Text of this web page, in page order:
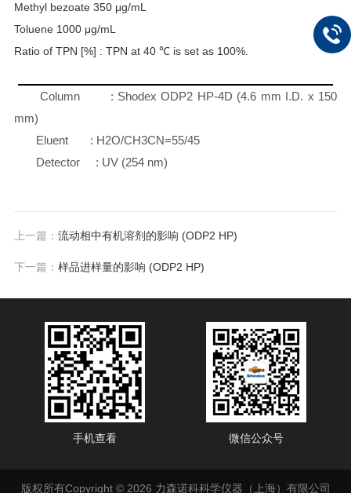
Methyl bezoate 350 μg/mL
Toluene 1000 μg/mL
Ratio of TPN [%] : TPN at 40 ℃ is set as 100%.
Column : Shodex ODP2 HP-4D (4.6 mm I.D. x 150
mm)
Eluent : H2O/CH3CN=55/45
Detector : UV (254 nm)
上一篇： 流动相中有机溶剂的影响 (ODP2 HP)
下一篇： 样品进样量的影响 (ODP2 HP)
手机查看 微信公众号
版权所有Copyright © 2026 力森诺科科学仪器（上海）有限公司